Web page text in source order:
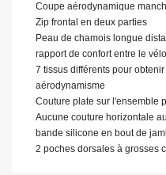
Coupe aérodynamique
Zip frontal en deux parties
Peau de chamois longue
rapport de confort entre le
7 tissus différents pour
aérodynamisme
Couture plate sur l'ensemble
Aucune couture horizontale
bande silicone en bout de
2 poches dorsales à grosses